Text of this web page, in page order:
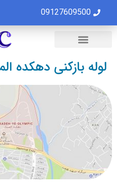
09127609500
لوله بازکنی دهکده